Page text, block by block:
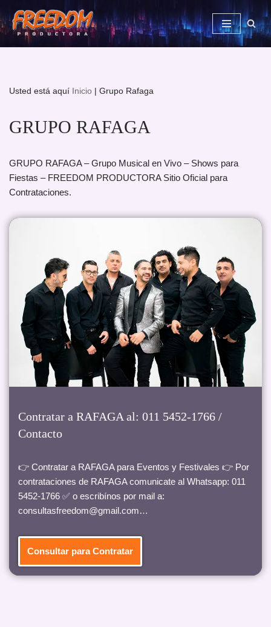
Saltar
al
Usted está aquí Inicio | Grupo Rafaga
GRUPO RAFAGA
GRUPO RAFAGA – Grupo Musical en Vivo – Shows para
Fiestas – FREEDOM PRODUCTORA Sitio Oficial para
Contrataciones.
Contratar a RAFAGA al: 011 5452-1766 /
Contacto
👉 Contratar a RAFAGA para Eventos y Festivales 👉 Por
contrataciones de RAFAGA comunicate al Whatsapp: 011
5452-1766 ✅ o escribínos por mail a:
consultasfreedom@gmail.com…
Consultar para Contratar